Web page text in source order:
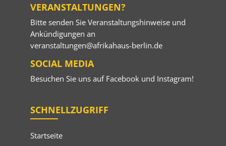
VERANSTALTUNGEN?
Bitte senden Sie Veranstaltungshinweise und
Ankündigungen an
veranstaltungen@afrikahaus-berlin.de
SOCIAL MEDIA
Besuchen Sie uns auf Facebookund Instagram!
SCHNELLZUGRIFF
Startseite